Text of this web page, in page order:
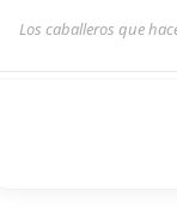
Los caballeros que